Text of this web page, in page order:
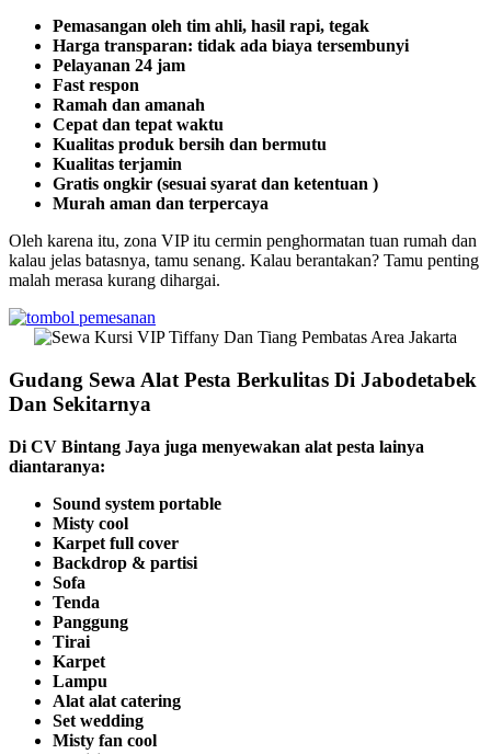
Pemasangan oleh tim ahli, hasil rapi, tegak
Harga transparan: tidak ada biaya tersembunyi
Pelayanan 24 jam
Fast respon
Ramah dan amanah
Cepat dan tepat waktu
Kualitas produk bersih dan bermutu
Kualitas terjamin
Gratis ongkir (sesuai syarat dan ketentuan )
Murah aman dan terpercaya
Oleh karena itu, zona VIP itu cermin penghormatan tuan rumah dan
kalau jelas batasnya, tamu senang. Kalau berantakan? Tamu penting
malah merasa kurang dihargai.
Gudang Sewa Alat Pesta Berkulitas Di Jabodetabek
Dan Sekitarnya
Di CV Bintang Jaya juga menyewakan alat pesta lainya
diantaranya:
Sound system portable
Misty cool
Karpet full cover
Backdrop & partisi
Sofa
Tenda
Panggung
Tirai
Karpet
Lampu
Alat alat catering
Set wedding
Misty fan cool